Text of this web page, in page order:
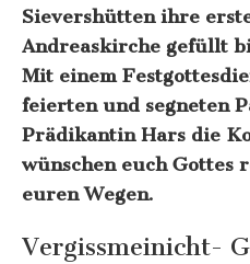
Sievershütten ihre
Andreaskirche gefüllt
Mit einem
feierten und segneten
Prädikantin Hars die
wünschen euch Gottes
euren Wegen.
Vergissmeinicht-